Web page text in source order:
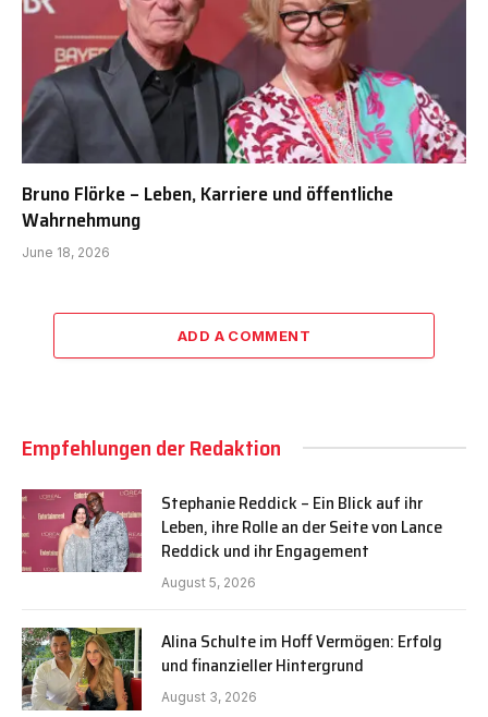
Bruno Flörke – Leben, Karriere und öffentliche
Wahrnehmung
June 18, 2026
ADD A COMMENT
Empfehlungen der Redaktion
Stephanie Reddick – Ein Blick auf ihr
Leben, ihre Rolle an der Seite von Lance
Reddick und ihr Engagement
August 5, 2026
Alina Schulte im Hoff Vermögen: Erfolg
und finanzieller Hintergrund
August 3, 2026